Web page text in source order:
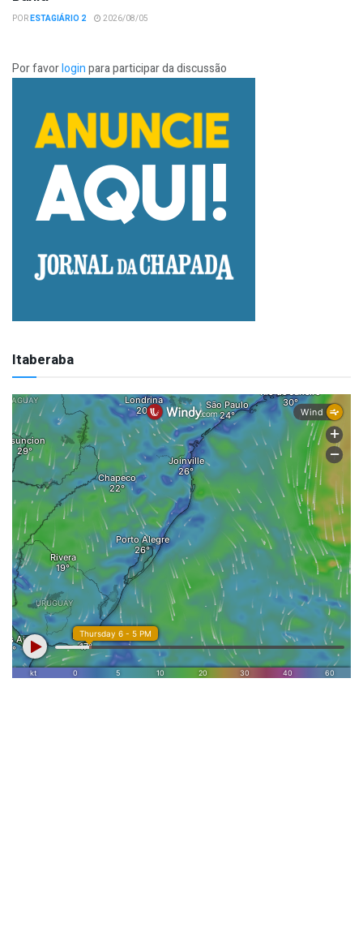
PORESTAGIÁRIO 2 2026/08/05
Por favorloginpara participar da discussão
Itaberaba